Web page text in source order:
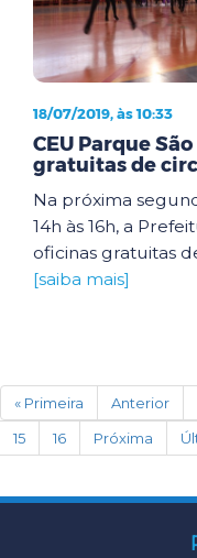
18/07/2019, às 10:33
CEU Parque
gratuitas de
Na próxima
14h às 16h, a
oficinas gratuitas
[saiba mais]
« Primeira Anterior
15
16 Próxima